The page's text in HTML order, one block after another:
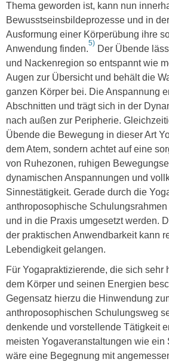
Thema geworden ist, kann nun
Bewusstseinsbildeprozesse und in
Ausformung einer Körperübung ihre
Anwendung finden.
5)
Der Übende
und Nackenregion so entspannt wie
Augen zur Übersicht und behält die
ganzen Körper bei. Die Anspannung
Abschnitten und trägt sich in der
nach außen zur Peripherie.
Übende die Bewegung in dieser Art
dem Atem, sondern achtet auf eine
von Ruhezonen, ruhigen
dynamischen Anspannungen und
Sinnestätigkeit. Gerade durch die
anthroposophische
und in die Praxis umgesetzt werden.
der praktischen Anwendbarkeit kann
Lebendigkeit gelangen.
Für Yogapraktizierende, die sich sehr
dem Körper und seinen Energien
Gegensatz hierzu die Hinwendung
anthroposophischen Schulungsweg
denkende und vorstellende Tätigkeit
meisten Yogaveranstaltungen wie
wäre eine Begegnung mit